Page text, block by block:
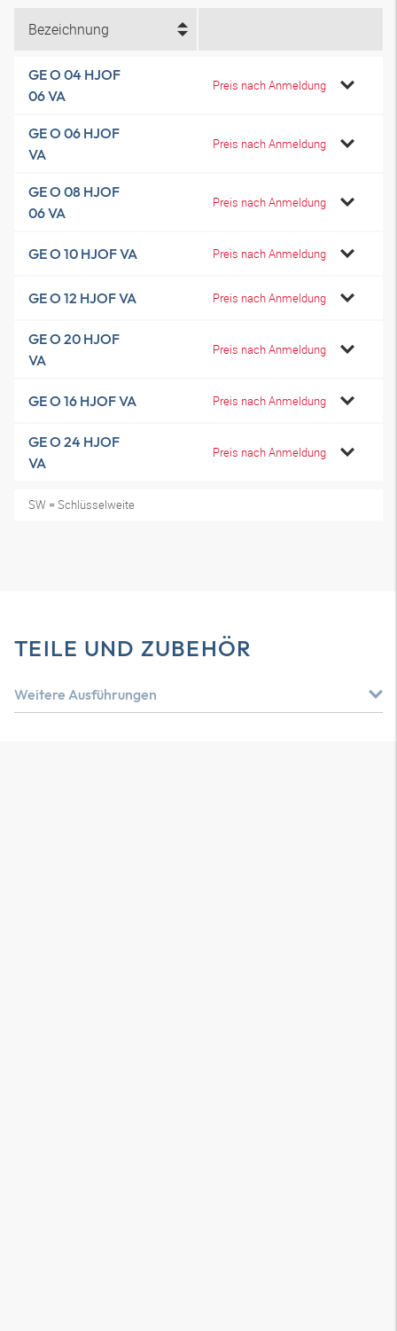
Bezeichnung
GE O 04 HJOF
06 VA
Preis nach Anmeldung
GE O 06 HJOF
VA
Preis nach Anmeldung
GE O 08 HJOF
06 VA
Preis nach Anmeldung
GE O 10 HJOF VA Preis nach Anmeldung
GE O 12 HJOF VA Preis nach Anmeldung
GE O 20 HJOF
VA
Preis nach Anmeldung
GE O 16 HJOF VA Preis nach Anmeldung
GE O 24 HJOF
VA
Preis nach Anmeldung
SW = Schlüsselweite
TEILE UND ZUBEHÖR
Weitere Ausführungen